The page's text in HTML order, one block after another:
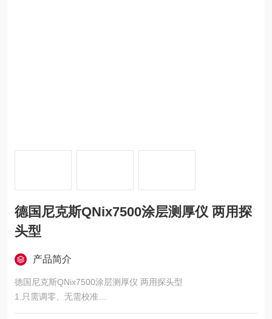
德国尼克斯QNix7500涂层测厚仪 两用探
头型
产品简介
德国尼克斯QNix7500涂层测厚仪 两用探头型
1.只需调零、无需校准
2.Fe/NFe、Fe、NFe多种探头可选